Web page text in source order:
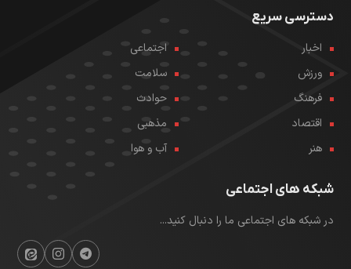
دسترسی سریع
اخبار
اجتماعی
ورزش
سلامت
فرهنگ
حوادث
اقتصاد
مذهبی
هنر
آب و هوا
شبکه های اجتماعی
در شبکه های اجتماعی ما را دنبال کنید...